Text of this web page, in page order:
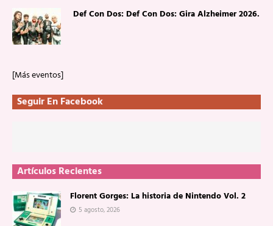
Def Con Dos: Def Con Dos: Gira Alzheimer 2026.
[Más eventos]
Seguir En Facebook
Artículos Recientes
Florent Gorges: La historia de Nintendo Vol. 2
5 agosto, 2026